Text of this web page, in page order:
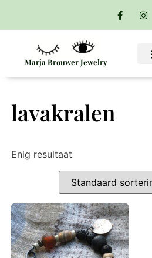
Marja Brouwer Jewelry
lavakralen
Enig resultaat